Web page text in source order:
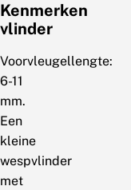
Kenmerken
vlinder
Voorvleugellengte:
6-11
mm.
Een
kleine
wespvlinder
met